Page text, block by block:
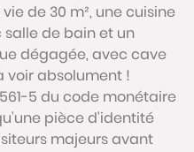
de 30 m², une cuisine
de bain et un
dégagée, avec cave
voir absolument !
5 du code monétaire
pièce d'identité
majeurs avant